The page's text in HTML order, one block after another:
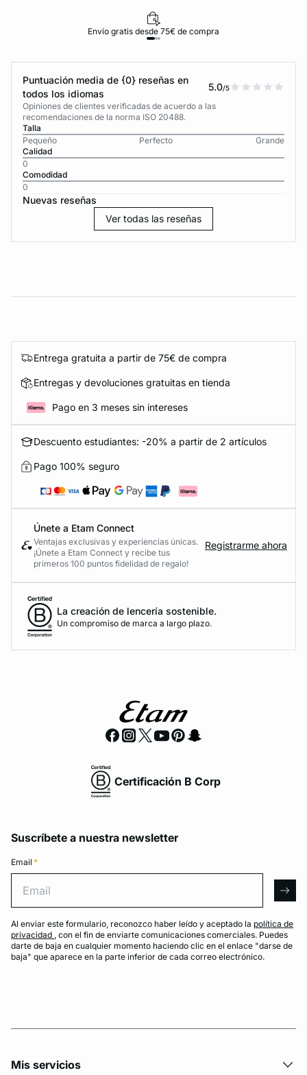
Envío gratis desde 75€ de compra
Puntuación media de {0} reseñas en
todos los idiomas
5.0/5
Opiniones de clientes verificadas de acuerdo a las
recomendaciones de la norma ISO 20488.
Talla
Pequeño
Perfecto
Grande
Calidad
0
Comodidad
0
Nuevas reseñas
Ver todas las reseñas
Entrega gratuita a partir de 75€ de compra
Entregas y devoluciones gratuitas en tienda
Pago en 3 meses sin intereses
Descuento estudiantes: -20% a partir de 2 artículos
Pago 100% seguro
Únete a Etam Connect
Ventajas exclusivas y experiencias únicas.
¡Únete a Etam Connect y recibe tus
primeros 100 puntos fidelidad de regalo!
Registrarme ahora
La creación de lencería sostenible.
Un compromiso de marca a largo plazo.
Certificación B Corp
Suscríbete a nuestra newsletter
Email *
Al enviar este formulario, reconozco haber leído y aceptado la política de
privacidad , con el fin de enviarte comunicaciones comerciales. Puedes
darte de baja en cualquier momento haciendo clic en el enlace "darse de
baja" que aparece en la parte inferior de cada correo electrónico.
Mis servicios